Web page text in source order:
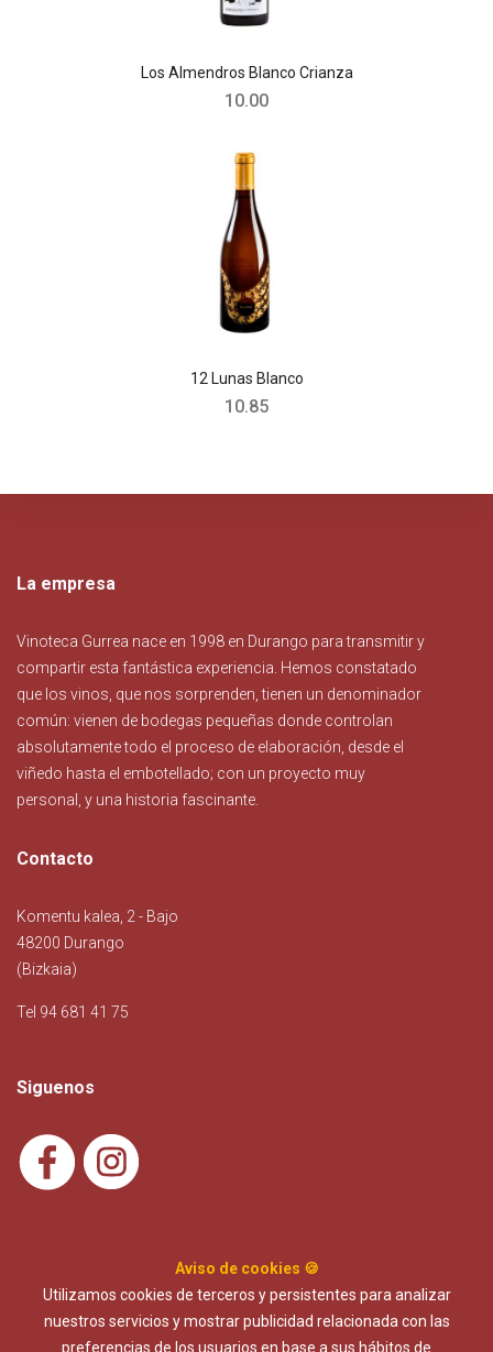
Los Almendros Blanco Crianza
10.00
12 Lunas Blanco
10.85
La empresa
Vinoteca Gurrea nace en 1998 en Durango para transmitir y
compartir esta fantástica experiencia. Hemos constatado
que los vinos, que nos sorprenden, tienen un denominador
común: vienen de bodegas pequeñas donde controlan
absolutamente todo el proceso de elaboración, desde el
viñedo hasta el embotellado; con un proyecto muy
personal, y una historia fascinante.
Contacto
Komentu kalea, 2 - Bajo
48200 Durango
(Bizkaia)
Tel 94 681 41 75
Siguenos
Condiciones de compras
Aviso de cookies 🍪
Utilizamos cookies de terceros y persistentes para analizar
nuestros servicios y mostrar publicidad relacionada con las
preferencias de los usuarios en base a sus hábitos de